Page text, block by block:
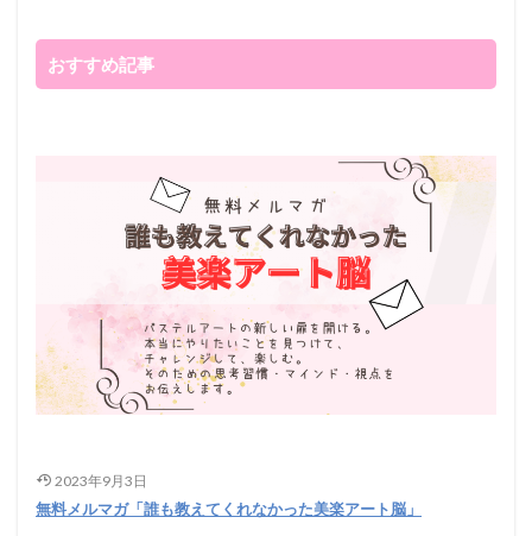
おすすめ記事
2023年9月3日
無料メルマガ「誰も教えてくれなかった美楽アート脳」